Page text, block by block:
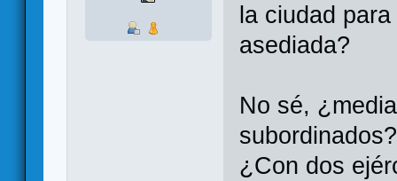
la ciudad
asediada?
No sé,
subordinados?
¿Con dos